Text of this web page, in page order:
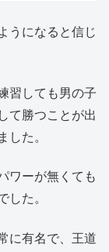
うになると信じ
習しても男の子
て勝つことが出
した。
ワーが無くても
した。
に有名で、王道